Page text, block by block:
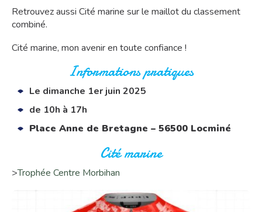
Retrouvez aussi Cité marine sur le maillot du classement
combiné.
Cité marine, mon avenir en toute confiance !
Informations pratiques
Le dimanche 1er juin 2025
de 10h à 17h
Place Anne de Bretagne – 56500 Locminé
Cité marine
>Trophée Centre Morbihan